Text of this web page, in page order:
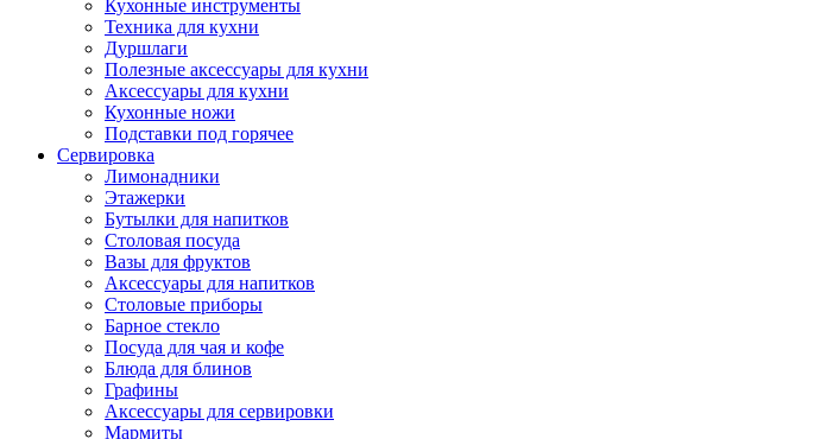
Кухонные инструменты
Техника для кухни
Дуршлаги
Полезные аксессуары для кухни
Аксессуары для кухни
Кухонные ножи
Подставки под горячее
Сервировка
Лимонадники
Этажерки
Бутылки для напитков
Столовая посуда
Вазы для фруктов
Аксессуары для напитков
Столовые приборы
Барное стекло
Посуда для чая и кофе
Блюда для блинов
Графины
Аксессуары для сервировки
Мармиты